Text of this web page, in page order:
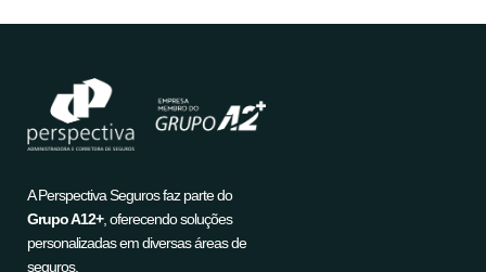
A Perspectiva Seguros faz parte do
Grupo A12+, oferecendo soluções
personalizadas em diversas áreas de
seguros.